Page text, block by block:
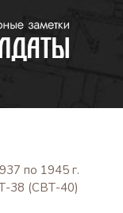
по 1945 г.
38 (СВТ-40)